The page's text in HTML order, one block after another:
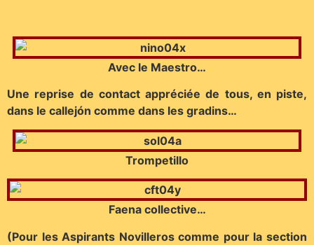
Avec le Maestro…
Une reprise de contact appréciée de tous, en piste,
dans le callejón comme dans les gradins…
Trompetillo
Faena collective…
(Pour les Aspirants Novilleros comme pour la section